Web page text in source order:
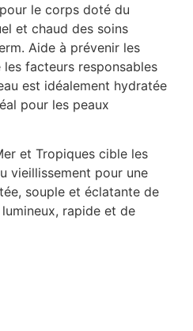
le corps doté du
et chaud des soins
Aide à prévenir les
facteurs responsables
est idéalement hydratée
pour les peaux
et Tropiques cible les
vieillissement pour une
souple et éclatante de
rapide et de